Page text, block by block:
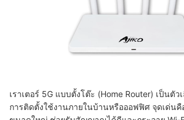
เราเตอร์ 5G แบบตั้งโต๊ะ (Home Router) เป็นตัว
การติดตั้งใช้งานภายในบ้านหรือออฟฟิศ จุดเด่น